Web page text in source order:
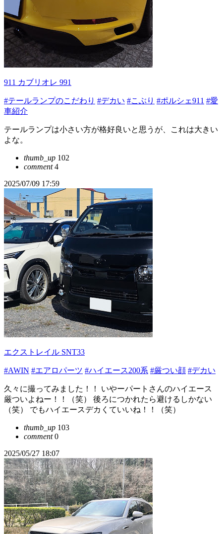
911 カブリオレ 991
#テールランプのこだわり #デカい #こぶり #ポルシェ911 #愛
車紹介
テールランプは小さい方が格好良いと思うが、これは大きい
よな。
thumb_up 102
comment4
2025/07/09 17:59
エクストレイル SNT33
#AWIN #エアロパーツ #ハイエース200系 #厳つい顔 #デカい
久々に撮ってみました！！ いやーパートさんのハイエース
厳ついよねー！！（笑） 後ろにつかれたら避けるしかない
（笑） でもハイエースデカくていいね！！（笑）
thumb_up 103
comment0
2025/05/27 18:07